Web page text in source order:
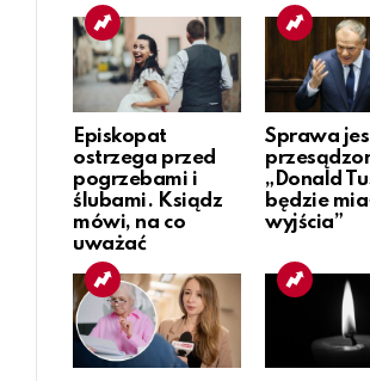
Episkopat
ostrzega przed
pogrzebami i
ślubami. Ksiądz
mówi, na co
uważać
Sprawa
„Donald
będzie
wyjścia”